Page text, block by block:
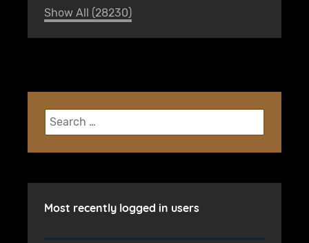
Show All (28230)
Search
Most recently logged in users